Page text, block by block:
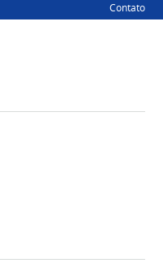
Contato